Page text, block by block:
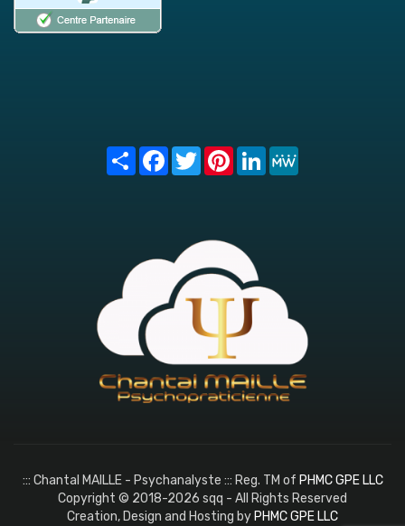
Share FacebookTwitterPinterest
LinkedIn
::: Chantal MAILLE - Psychanalyste ::: Reg. TM of PHMC GPE LLC
Copyright © 2018-2026 sqq - All Rights Reserved
Creation, Design and Hosting by PHMC GPE LLC